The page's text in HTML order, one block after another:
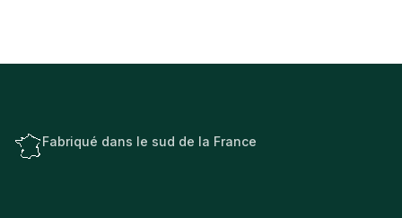
Fabriqué dans le sud de la France